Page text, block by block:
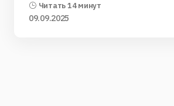
Читать 14 минут
09.09.2025